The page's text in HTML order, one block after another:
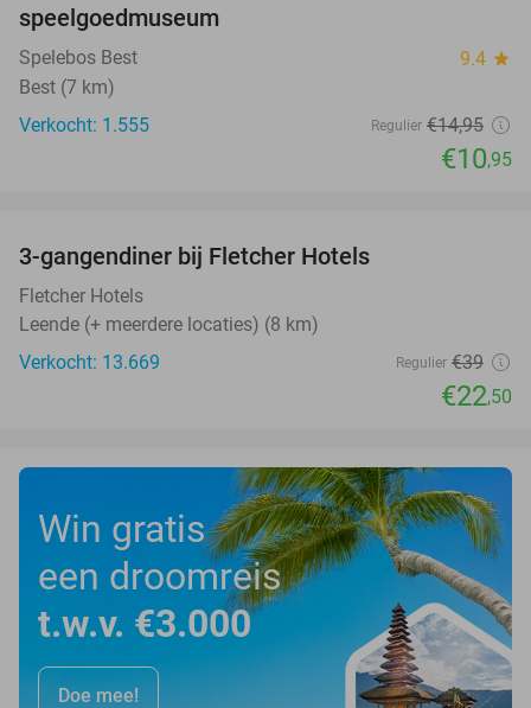
speelgoedmuseum
Spelebos Best 9.4 star
Best (7 km)
Verkocht: 1.555
Regulier €14,95
€10,95
3-gangendiner bij Fletcher Hotels
Fletcher Hotels
Leende (+ meerdere locaties) (8 km)
Verkocht: 13.669
Regulier €39
€22,50
Win gratis
een droomreis
t.w.v. €3.000
Doe mee!